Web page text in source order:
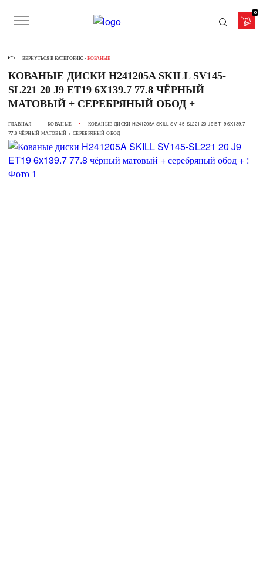
0
ВЕРНУТЬСЯ В КАТЕГОРИЮ - КОВАНЫЕ
КОВАНЫЕ ДИСКИ H241205A SKILL SV145-
SL221 20 J9 ET19 6X139.7 77.8 ЧЁРНЫЙ
МАТОВЫЙ + СЕРЕБРЯНЫЙ ОБОД +
ГЛАВНАЯ КОВАНЫЕ
КОВАНЫЕ ДИСКИ H241205A SKILL SV145-SL221 20 J9 ET19 6X139.7
77.8 ЧЁРНЫЙ МАТОВЫЙ + СЕРЕБРЯНЫЙ ОБОД +